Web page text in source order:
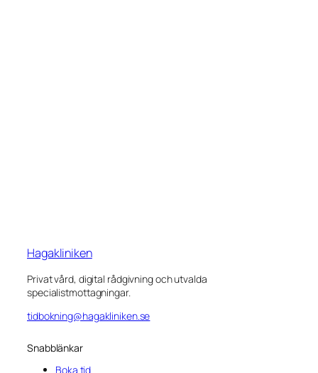
Hagakliniken
Privat vård, digital rådgivning och utvalda
specialistmottagningar.
tidbokning@hagakliniken.se
Snabblänkar
Boka tid